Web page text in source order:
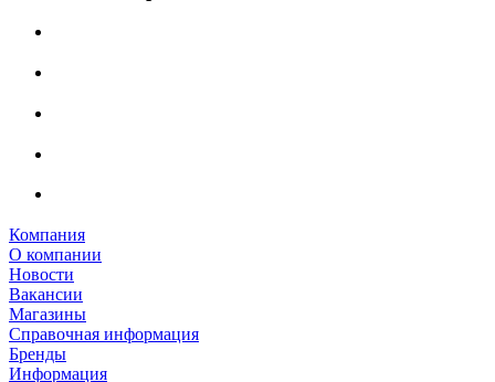
Компания
О компании
Новости
Вакансии
Магазины
Справочная информация
Бренды
Информация